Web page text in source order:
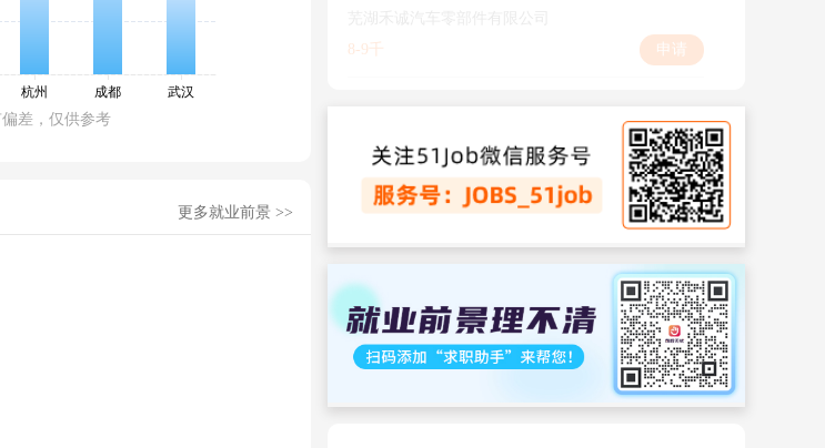
差，仅供参考
更多就业前景 >>
8-9千
申请